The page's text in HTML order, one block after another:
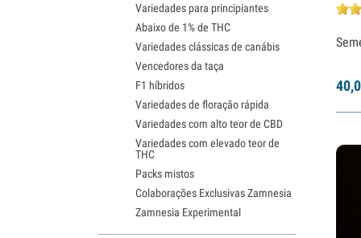
40,
Variedades para principiantes
Abaixo de 1% de THC
Variedades clássicas de canábis
Vencedores da taça
F1 híbridos
Variedades de floração rápida
Variedades com alto teor de CBD
Variedades com elevado teor de
THC
Packs mistos
Colaborações Exclusivas Zamnesia
Zamnesia Experimental